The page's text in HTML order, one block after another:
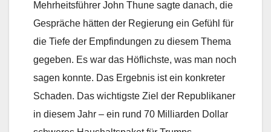
Mehrheitsführer John Thune sagte danach, die
Gespräche hätten der Regierung ein Gefühl für
die Tiefe der Empfindungen zu diesem Thema
gegeben. Es war das Höflichste, was man noch
sagen konnte. Das Ergebnis ist ein konkreter
Schaden. Das wichtigste Ziel der Republikaner
in diesem Jahr – ein rund 70 Milliarden Dollar